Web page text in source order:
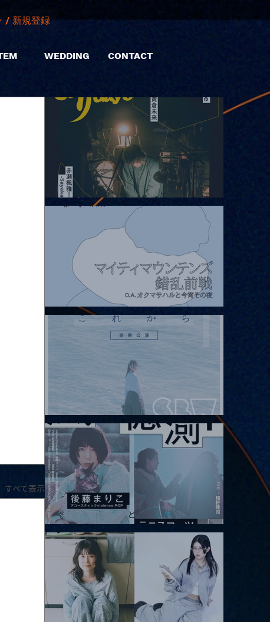
/ 新規登録
WEDDING CONTACT
すべて表示
2026.08.06 |【観覧】hamachiまつり2026２days-月見ル君想フ編
2026.08.07 |【観覧】マイティマウンテンズpresents. “HALL-IN-
2026.08.08 |【観覧】Oaiko pre.「これから」延期公演 Blurred
City Lights × 17歳とベルリンの壁
2026.08.10 |【観覧】「巷のmyストーリー/風の憶測1～後藤まりこ
アコースティックviolence POPとテニスコーツ」